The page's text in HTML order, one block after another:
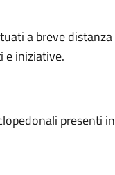
a breve
e iniziative.
presenti